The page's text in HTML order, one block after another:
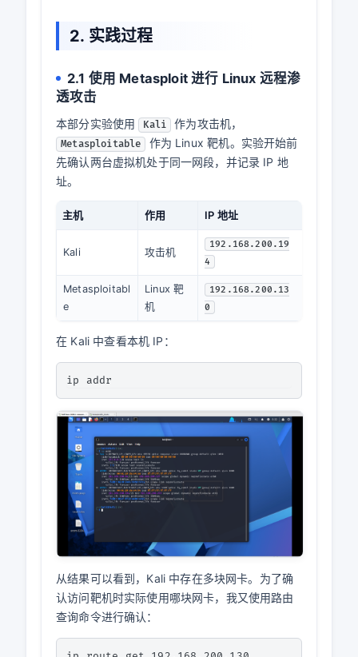
2. 实践过程
2.1 使用 Metasploit 进行 Linux 远程渗
透攻击
本部分实验使用 Kali 作为攻击机，
Metasploitable
作为 Linux 靶机。实验开始前
先确认两台虚拟机处于同一网段，并记录 IP 地
址。
主机 作用 IP 地址
Kali 攻击机
192.168.200.19
4
Metasploitabl
e
Linux 靶
机
192.168.200.13
0
在 Kali 中查看本机 IP：
从结果可以看到，Kali 中存在多块网卡。为了确
认访问靶机时实际使用哪块网卡，我又使用路由
查询命令进行确认：